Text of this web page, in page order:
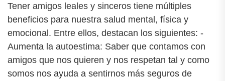
Tener amigos leales y sinceros tiene múltiples
beneficios para nuestra salud mental, física y
emocional. Entre ellos, destacan los siguientes: -
Aumenta la autoestima: Saber que contamos con
amigos que nos quieren y nos respetan tal y como
somos nos ayuda a sentirnos más seguros de